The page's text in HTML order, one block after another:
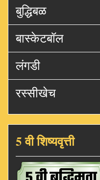
बुद्धिबळ
बास्केटबॉल
लंगडी
रस्सीखेच
5 वी शिष्यवृत्ती